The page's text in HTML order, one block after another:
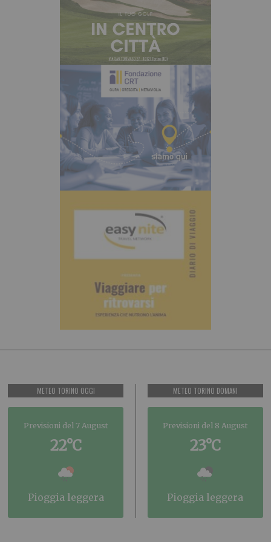
METEO TORINO OGGI
Previsioni del 7 August
22°C
pioggia leggera
METEO TORINO DOMANI
Previsioni del 8 August
23°C
pioggia leggera